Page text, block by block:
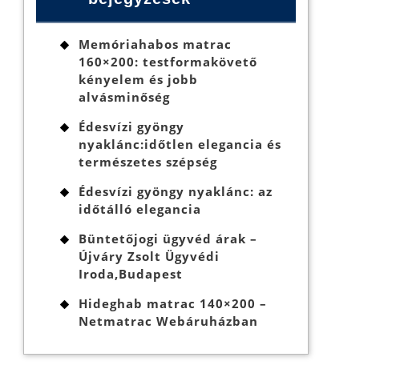
Memóriahabos matrac
160×200: testformakövető
kényelem és jobb
alvásminőség
Édesvízi gyöngy
nyaklánc:időtlen elegancia és
természetes szépség
Édesvízi gyöngy nyaklánc: az
időtálló elegancia
Büntetőjogi ügyvéd árak –
Újváry Zsolt Ügyvédi
Iroda,Budapest
Hideghab matrac 140×200 –
Netmatrac Webáruházban